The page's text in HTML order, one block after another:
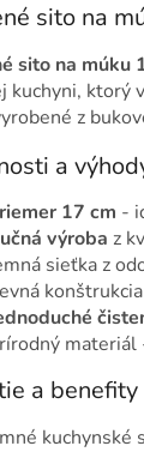
sito na
sito na múku
kuchyni, ktorý
z
a
17 cm -
výroba z
sieťka z
materiál
a benefity
kuchynské